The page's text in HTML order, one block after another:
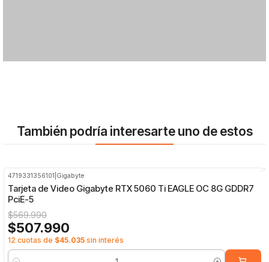
También podría interesarte uno de estos
4719331356101 Gigabyte
Tarjeta de Video Gigabyte RTX 5060 Ti EAGLE OC 8G GDDR7
PciE-5
$569.990
$507.990
12 cuotas de $45.035 sin interés